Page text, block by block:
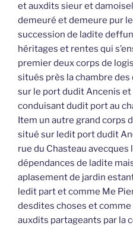
et auxdits sieur et
demeuré et demeure pur
succession de ladite
héritages et rentes qui
premier deux corps de
situés près la chambre des
sur le port dudit Ancenis
conduisant dudit port au
Item un autre grand corps
situé sur ledit port dudit
rue du Chasteau
dépendances de ladite
aplasement de jardin
ledit part et comme Me
desdites choses et
auxdits partageants par la